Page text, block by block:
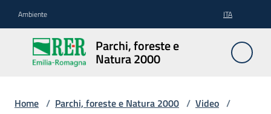
Ambiente ITA
Parchi, foreste e
Natura 2000
Parchi,
foreste
e
2000
Home / Parchi, foreste e Natura 2000 / Video /